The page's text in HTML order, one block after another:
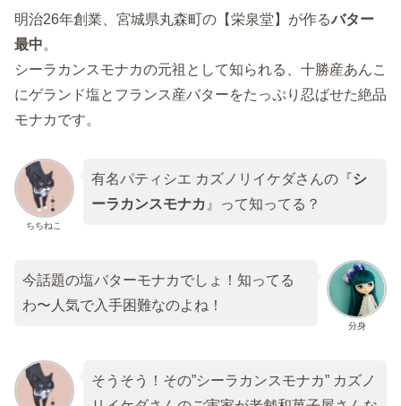
明治26年創業、宮城県丸森町の【栄泉堂】が作るバター
最中。
シーラカンスモナカの元祖として知られる、十勝産あんこ
にゲランド塩とフランス産バターをたっぷり忍ばせた絶品
モナカです。
ちちねこ
有名パティシエ カズノリイケダさんの『シ
ーラカンスモナカ 』って知ってる？
分身
今話題の塩バターモナカでしょ！知ってる
わ〜人気で入手困難なのよね！
そうそう！その”シーラカンスモナカ” カズノ